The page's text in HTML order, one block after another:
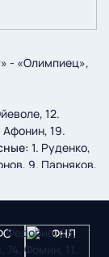
- «Олимпиец»,
12.
19.
1. Руденко,
9. Парняков,
Федорив, 25.
Фомин, 11.